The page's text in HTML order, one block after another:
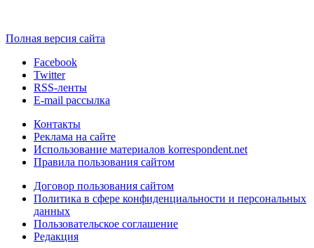
Полная версия сайта
Facebook
Twitter
RSS-ленты
E-mail рассылка
Контакты
Реклама на сайте
Использование материалов korrespondent.net
Правила пользования сайтом
Договор пользования сайтом
Политика в сфере конфиденциальности и персональных
данных
Пользовательское соглашение
Редакция